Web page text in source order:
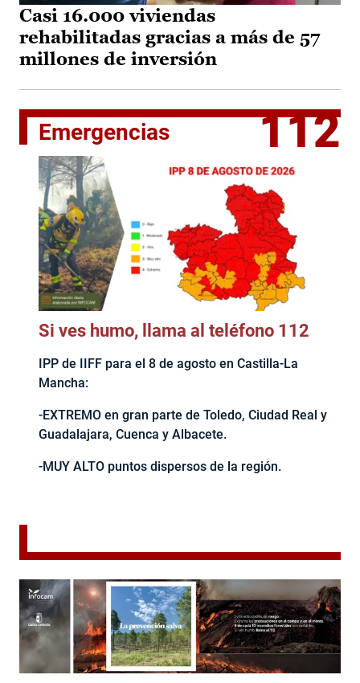
Casi 16.000 viviendas
rehabilitadas gracias a más de 57
millones de inversión
Emergencias 112
Si ves humo, llama al teléfono 112
IPP de IIFF para el 8 de agosto en Castilla-La
Mancha:
-EXTREMO en gran parte de Toledo, Ciudad Real y
Guadalajara, Cuenca y Albacete.
-MUY ALTO puntos dispersos de la región.